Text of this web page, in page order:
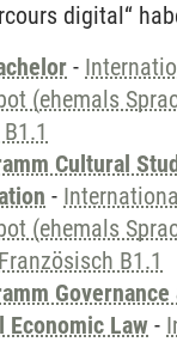
digital“
-
(ehemals
Cultural
-
(ehemals
Französisch B1.1
Governance
Economic Law -